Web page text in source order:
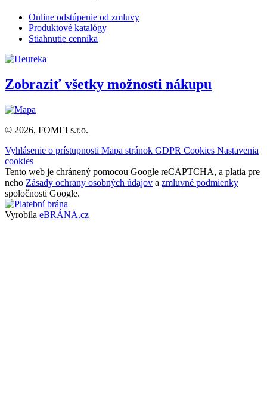
Online odstúpenie od zmluvy
Produktové katalógy
Stiahnutie cenníka
Zobraziť všetky možnosti nákupu
© 2026, FOMEI s.r.o.
Vyhlásenie o prístupnosti Mapa stránok GDPR Cookies Nastavenia
cookies
Tento web je chránený pomocou Google reCAPTCHA, a platia pre
neho Zásady ochrany osobných údajov a zmluvné podmienky
spoločnosti Google.
Vyrobila eBRÁNA.cz